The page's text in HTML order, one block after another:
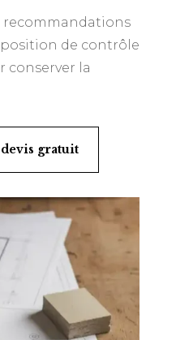
recommandations
de contrôle
conserver la
gratuit